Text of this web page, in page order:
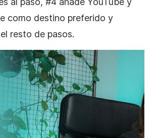
como destino preferido y
resto de pasos.